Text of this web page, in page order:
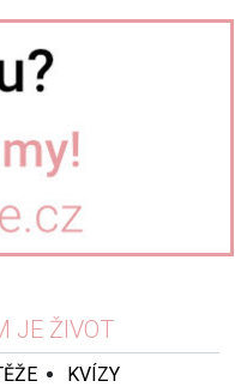
JE ŽIVOT
KVÍZY